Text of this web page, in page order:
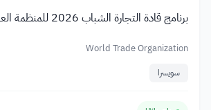
برنامج قادة التجارة الشباب 2026 للمنظمة العالمية للتجارة
World Trade Organization
سويسرا